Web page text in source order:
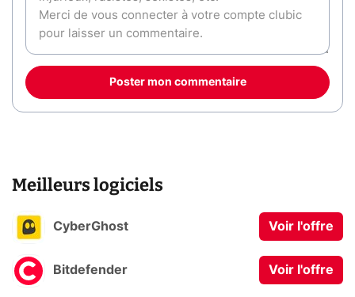
Poster mon commentaire
Meilleurs logiciels
CyberGhost Voir l'offre
Bitdefender Voir l'offre